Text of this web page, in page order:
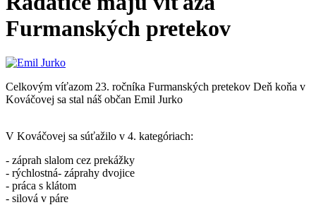
Furmanských pretekov
Celkovým víťazom 23. ročníka Furmanských pretekov Deň koňa v
Kováčovej sa stal náš občan Emil Jurko
V Kováčovej sa súťažilo v 4. kategóriach:
- záprah slalom cez prekážky
- rýchlostná- záprahy dvojice
- práca s klátom
- silová v páre